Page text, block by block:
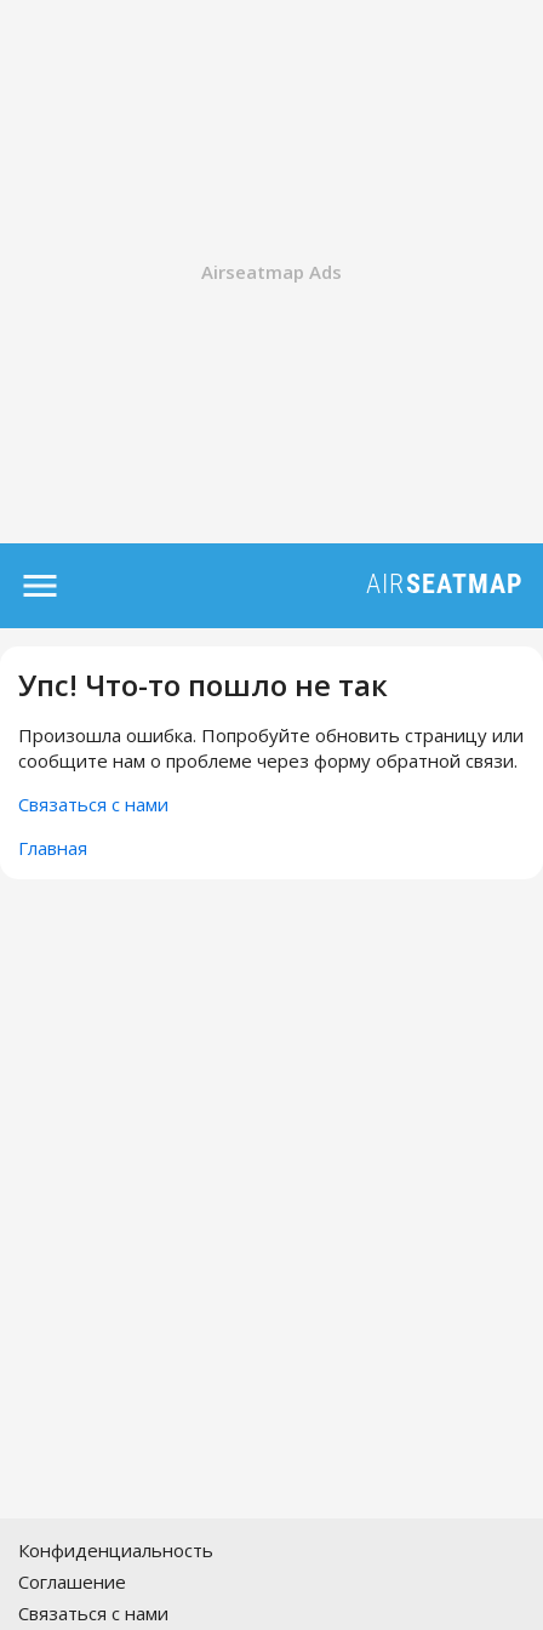
Упс! Что-то пошло не так
Произошла ошибка. Попробуйте обновить страницу или
сообщите нам о проблеме через форму обратной связи.
Связаться с нами
Главная
Конфиденциальность
Соглашение
Связаться с нами